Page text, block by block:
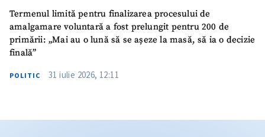
Termenul limită pentru finalizarea procesului de
amalgamare voluntară a fost prelungit pentru 200 de
primării: „Mai au o lună să se așeze la masă, să ia o decizie
finală”
POLITIC 31 iulie 2026, 12:11